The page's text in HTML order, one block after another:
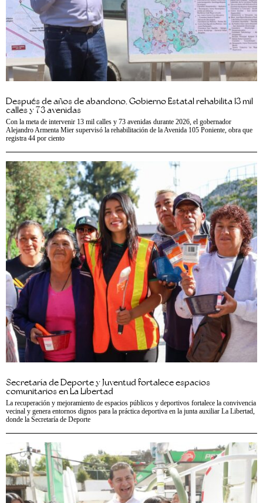
Después de años de abandono, Gobierno Estatal rehabilita 13 mil
calles y 73 avenidas
Con la meta de intervenir 13 mil calles y 73 avenidas durante 2026, el gobernador
Alejandro Armenta Mier supervisó la rehabilitación de la Avenida 105 Poniente, obra que
registra 44 por ciento
Secretaría de Deporte y Juventud fortalece espacios
comunitarios en La Libertad
La recuperación y mejoramiento de espacios públicos y deportivos fortalece la convivencia
vecinal y genera entornos dignos para la práctica deportiva en la junta auxiliar La Libertad,
donde la Secretaría de Deporte